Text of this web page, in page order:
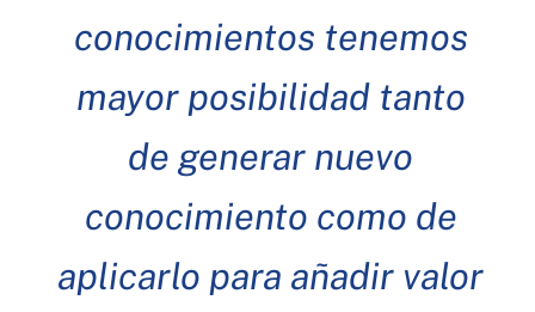
conocimientos tenemos
mayor posibilidad tanto
de generar nuevo
conocimiento como de
aplicarlo para añadir valor